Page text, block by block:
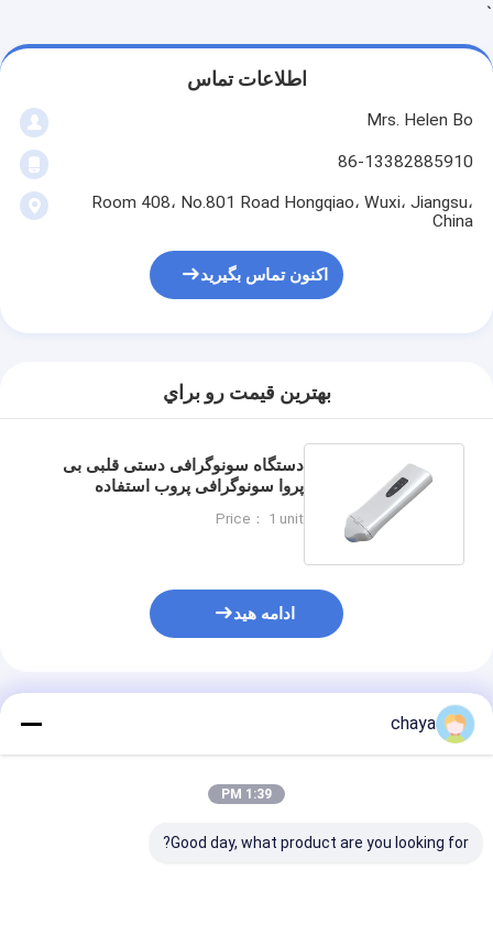
درماتوسکوپ ویدئو
آرام واکنش خلاء دستی
ماشین آرایش دائمی
`
اطلاعات تماس
Mrs. Helen Bo
86-13382885910
Room 408، No.801 Road Hongqiao، Wuxi، Jiangsu،
China
اکنون تماس بگیرید
بهترين قيمت رو براي
دستگاه سونوگرافی دستی قلبی بی
پروا سونوگرافی پروب استفاده
است
Price： 1 unit
ادامه هید
محصولات توصیه شده
chaya
1:39 PM
Good day, what product are you looking for?